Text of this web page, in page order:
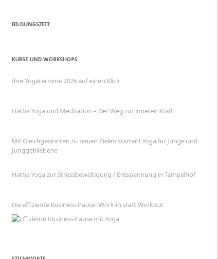
BILDUNGSZEIT
KURSE UND WORKSHOPS
Ihre Yogatermine 2026 auf einen Blick
Hatha Yoga und Meditation – Der Weg zur inneren Kraft
Mit Gleichgesinnten zu neuen Zielen starten! Yoga für Junge und
Junggebliebene
Hatha Yoga zur Stressbewältigung / Entspannung in Tempelhof
Die effiziente Business-Pause: Work-in statt Workout